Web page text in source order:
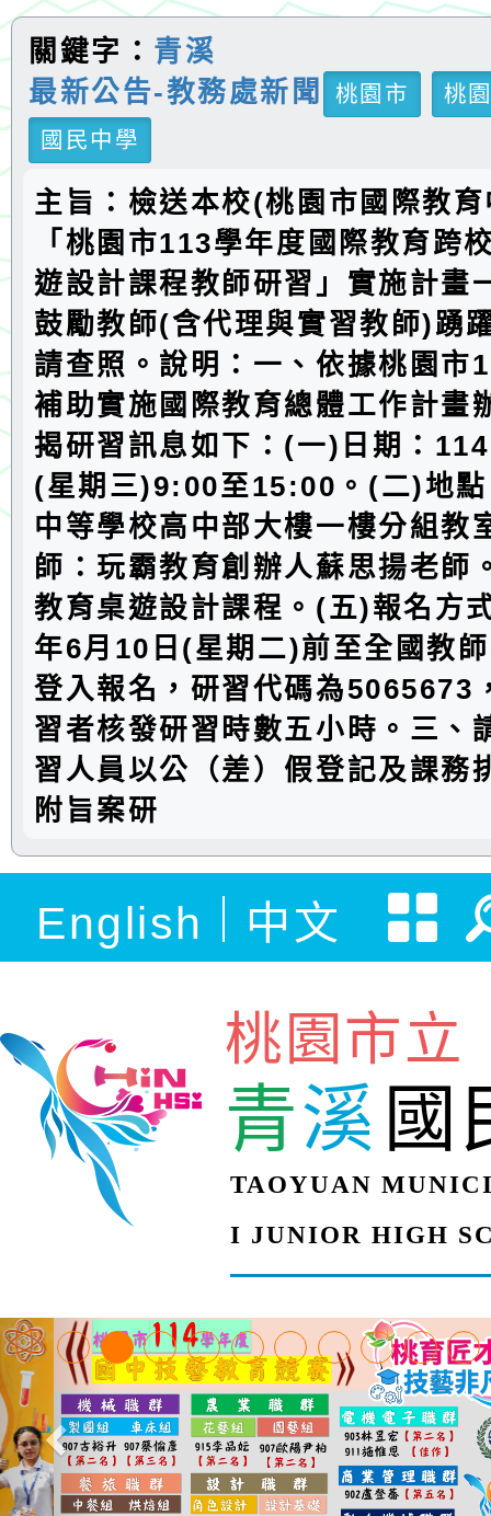
關鍵字： 青溪
最新公告-教務處新聞
桃園市
桃
國民中學
主旨：檢送本校(桃園市國際教
「桃園市113學年度國際教育跨
遊設計課程教師研習」實施計畫
鼓勵教師(含代理與實習教師)踴
請查照。說明：一、依據桃園市
補助實施國際教育總體工作計畫
揭研習訊息如下：(一)日期：
(星期三)9:00至15:00。(二)地點
中等學校高中部大樓一樓分組教
師：玩霸教育創辦人蘇思揚老師
教育桌遊設計課程。(五)報名方
年6月10日(星期二)前至全國教
登入報名，研習代碼為5065673
習者核發研習時數五小時。三、
習人員以公（差）假登記及課務
附旨案研
English 中文
桃園市立
青溪 國
TAOYUAN
I JUNIOR HIGH
【甄選結果(第4招)】
學年度第1學期第9次代
【甄選結果(第12招)】